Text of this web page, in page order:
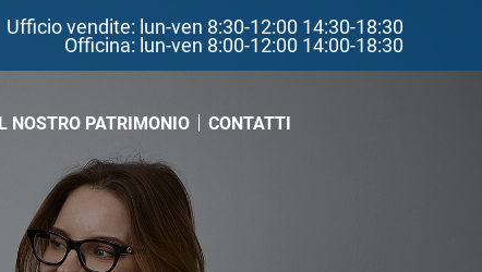
Ufficio vendite: lun-ven 8:30-12:00 14:30-18:30
Officina: lun-ven 8:00-12:00 14:00-18:30
NOSTRO PATRIMONIO CONTATTI